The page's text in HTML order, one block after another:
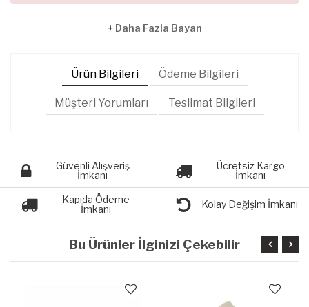
+ Daha Fazla Bayan
Ürün Bilgileri Ödeme Bilgileri
Müşteri Yorumları Teslimat Bilgileri
Güvenli Alışveriş
İmkanı
Ücretsiz Kargo
İmkanı
Kapıda Ödeme
İmkanı
Kolay Değişim İmkanı
Bu Ürünler İlginizi Çekebilir